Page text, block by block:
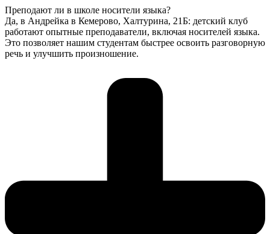
Преподают ли в школе носители языка?
Да, в Андрейка в Кемерово, Халтурина, 21Б: детский клуб
работают опытные преподаватели, включая носителей языка.
Это позволяет нашим студентам быстрее освоить разговорную
речь и улучшить произношение.